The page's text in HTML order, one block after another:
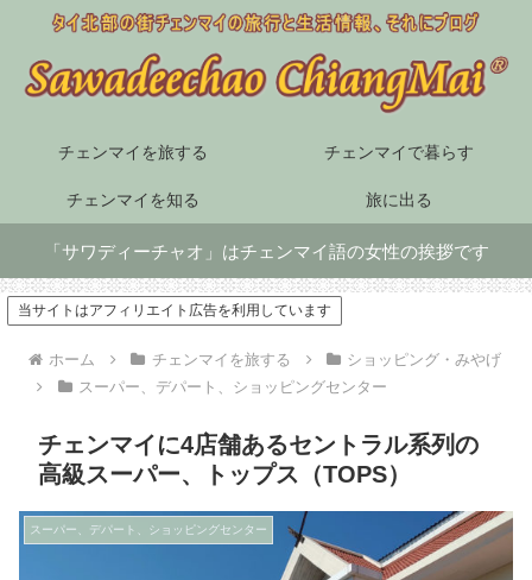
チェンマイを旅する チェンマイで暮らす
チェンマイを知る 旅に出る
「サワディーチャオ」はチェンマイ語の女性の挨拶です
当サイトはアフィリエイト広告を利用しています
ホーム チェンマイを旅する
ショッピング・みやげ
スーパー、デパート、ショッピングセンター
チェンマイに4店舗あるセントラル系列の
高級スーパー、トップス（TOPS）
スーパー、デパート、ショッピングセンター